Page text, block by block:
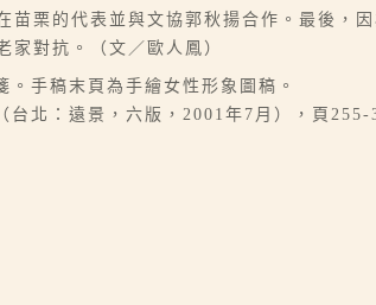
苗栗的代表並與文協郭秋揚合作。最後，
家對抗。（文／歐人鳳）
手稿末頁為手繪女性形象圖稿。
北：遠景，六版，2001年7月），頁255-